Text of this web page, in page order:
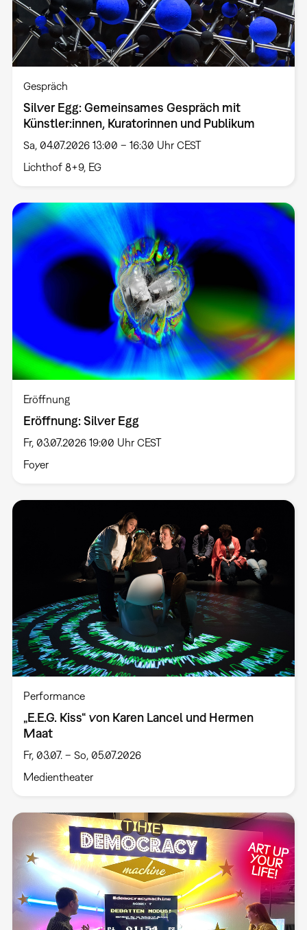
Gespräch
Silver Egg: Gemeinsames Gespräch mit
Künstler:innen, Kuratorinnen und Publikum
Sa, 04.07.2026 13:00 – 16:30 Uhr CEST
Lichthof 8+9, EG
Eröffnung
Eröffnung: Silver Egg
Fr, 03.07.2026 19:00 Uhr CEST
Foyer
Performance
„E.E.G. Kiss“ von Karen Lancel und Hermen
Maat
Fr, 03.07. – So, 05.07.2026
Medientheater